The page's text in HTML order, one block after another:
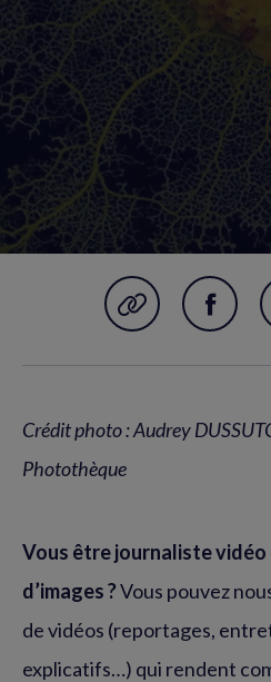
Garder en favori
Crédit photo : Audrey
Photothèque
Vous être journaliste
d’images ?Vous pouvez
de vidéos (reportages,
explicatifs…) qui rendent